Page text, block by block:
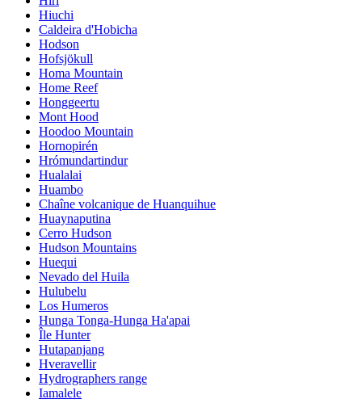
Hiuchi
Caldeira d'Hobicha
Hodson
Hofsjökull
Homa Mountain
Home Reef
Honggeertu
Mont Hood
Hoodoo Mountain
Hornopirén
Hrómundartindur
Hualalai
Huambo
Chaîne volcanique de Huanquihue
Huaynaputina
Cerro Hudson
Hudson Mountains
Huequi
Nevado del Huila
Hulubelu
Los Humeros
Hunga Tonga-Hunga Ha'apai
Île Hunter
Hutapanjang
Hveravellir
Hydrographers range
Iamalele